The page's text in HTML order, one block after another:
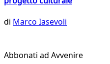
di Marco Iasevoli
Abbonati ad Avvenire